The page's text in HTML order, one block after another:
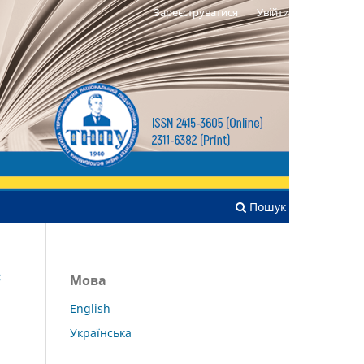
Пошук
Зареєструватися Увійти
Мова
English
Українська